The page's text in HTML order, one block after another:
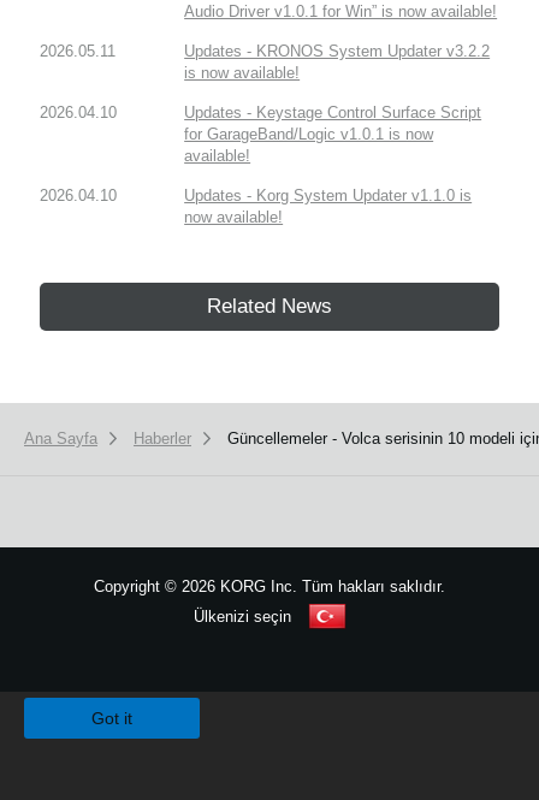
Audio Driver v1.0.1 for Win” is now available!
2026.05.11
Updates - KRONOS System Updater v3.2.2
is now available!
2026.04.10
Updates - Keystage Control Surface Script
for GarageBand/Logic v1.0.1 is now
available!
2026.04.10
Updates - Korg System Updater v1.1.0 is
now available!
Related News
Ana Sayfa Haberler Güncellemeler - Volca serisinin 10 modeli
Copyright © 2026 KORG Inc. Tüm hakları saklıdır.
Ülkenizi seçin
Got it